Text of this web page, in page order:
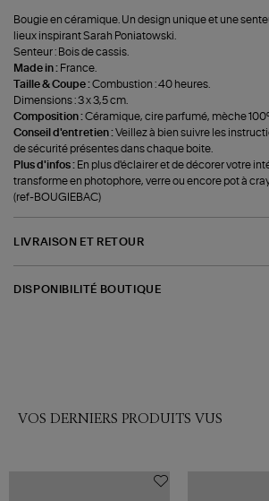
Bougie en céramique. Un design unique et une
lieux inspirant Sarah Poniatowski.
Senteur : Bois de cassis.
Made in : France.
Taille & Coupe :Combustion : 40 heures.
Dimensions : 3 x 3,5 cm.
Composition :Céramique, cire parfumé, mèche
Conseil d'entretien :Veillez à bien suivre les
de sécurité présentes dans chaque boite.
Plus d'infos : En plus d'éclairer et de décorer votre
transforme en photophore, verre ou encore pot à
(ref-BOUGIEBAC)
LIVRAISON ET RETOUR
DISPONIBILITÉ BOUTIQUE
VOS DERNIERS PRODUITS VUS